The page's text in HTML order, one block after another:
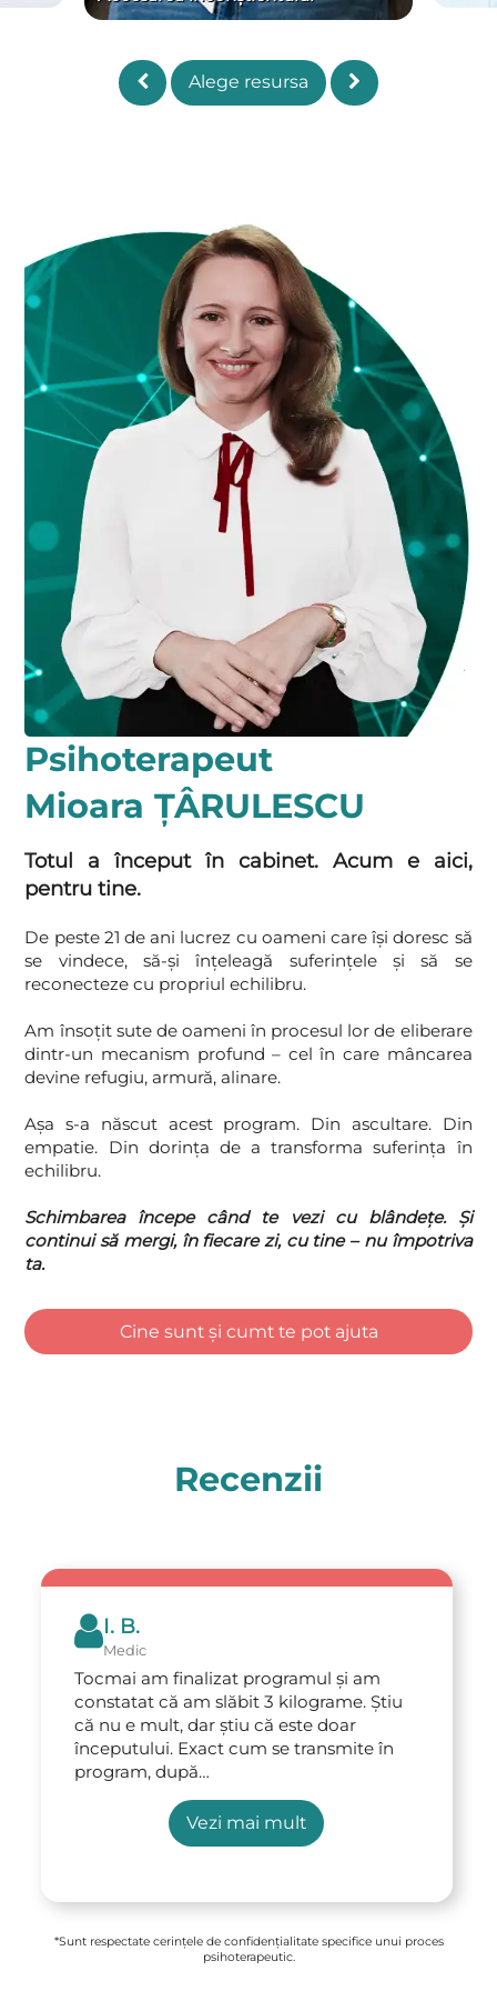
Alege resursa
Psihoterapeut
Mioara ȚÂRULESCU
Totul a început în cabinet. Acum e aici,
pentru tine.
De peste 21 de ani lucrez cu oameni care își doresc să
se vindece, să-și înțeleagă suferințele și să se
reconecteze cu propriul echilibru.
Am însoțit sute de oameni în procesul lor de eliberare
dintr-un mecanism profund – cel în care mâncarea
devine refugiu, armură, alinare.
Așa s-a născut acest program. Din ascultare. Din
empatie. Din dorința de a transforma suferința în
echilibru.
Schimbarea începe când te vezi cu blândețe. Și
continui să mergi, în fiecare zi, cu tine – nu împotriva
ta.
Cine sunt și cumt te pot ajuta
Recenzii
I. B.
Medic
Tocmai am finalizat programul și am
constatat că am slăbit 3 kilograme. Știu
că nu e mult, dar știu că este doar
începutului. Exact cum se transmite în
program, după…
Vezi mai mult
*Sunt respectate cerințele de confidențialitate specifice unui proces
psihoterapeutic.